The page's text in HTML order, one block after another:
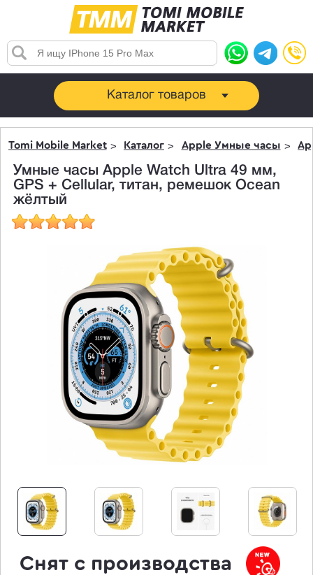
Каталог товаров
Tomi Mobile Market Каталог Apple Умные часы
Умные часы Apple Watch Ultra 49 мм,
GPS + Cellular, титан, ремешок Ocean
жёлтый
Снят с производства